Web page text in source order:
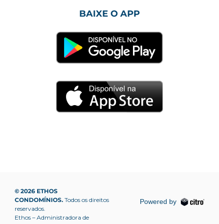
BAIXE O APP
© 2026 ETHOS
CONDOMÍNIOS. Todos os direitos
reservados.
Ethos – Administradora de
Powered by